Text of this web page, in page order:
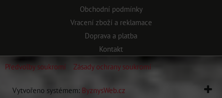
Obchodní podmínky
Vracení zboží a reklamace
Doprava a platba
Kontakt
Předvolby soukromí
Zásady ochrany soukromí
Vytvořeno systémem: ByznysWeb.cz